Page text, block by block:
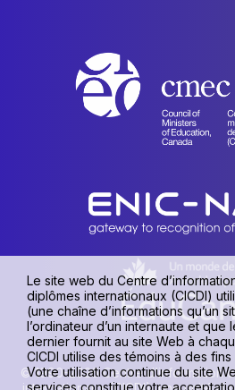
© 1990-2026 Centre d’information
Le site web du Centre
diplômes internationaux (CICDI)
(une chaîne d’informations qu’un
l’ordinateur d’un internaute et
dernier fournit au site Web à
CICDI utilise des témoins à des fins
Votre utilisation continue du site
services constitue votre